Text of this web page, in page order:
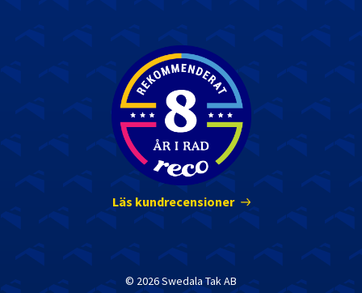
Nöjda kunder
Läs kundrecensioner
© 2026 Swedala Tak AB